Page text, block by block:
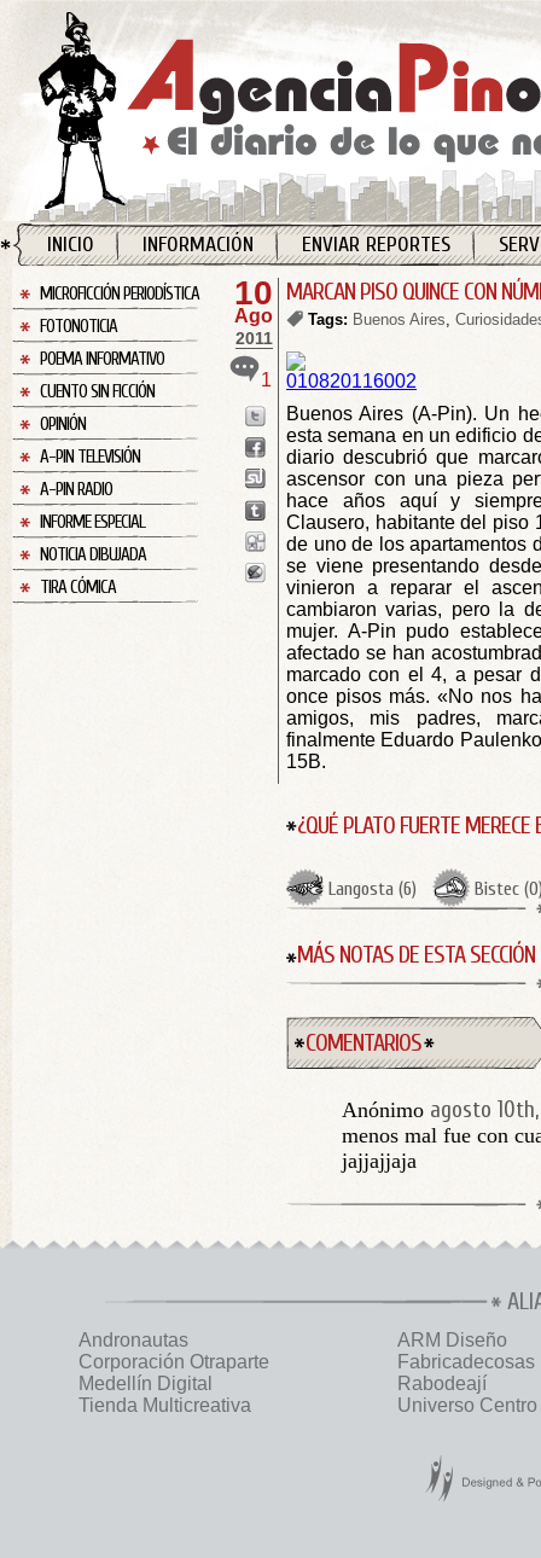
INICIO INFORMACIÓN ENVIAR REPORTES
MICROFICCIÓN PERIODÍSTICA
FOTONOTICIA
POEMA INFORMATIVO
CUENTO SIN FICCIÓN
OPINIÓN
A-PIN TELEVISIÓN
A-PIN RADIO
INFORME ESPECIAL
NOTICIA DIBUJADA
TIRA CÓMICA
10
Ago
2011
1
MARCAN PISO QUINCE CON
Tags: Buenos Aires,
Buenos Aires (A-Pin). Un
esta semana en un edificio
diario descubrió que
ascensor con una pieza
hace años aquí y
Clausero, habitante del piso
de uno de los apartamentos
se viene presentando
vinieron a reparar el
cambiaron varias, pero la
mujer. A-Pin pudo
afectado se han
marcado con el 4, a pesar
once pisos más. «No nos
amigos, mis padres,
finalmente Eduardo
15B.
¿QUÉ PLATO FUERTE MERECE
Langosta (6) Bistec (0
MÁS NOTAS DE ESTA SECCIÓN
COMENTARIOS
Anónimo agosto 10th,
menos mal fue con
jajjajjaja
Andronautas
ARM Diseño
Corporación Otraparte
Fabricadecosas
Medellín Digital
Rabodeají
Tienda Multicreativa
Universo Centro